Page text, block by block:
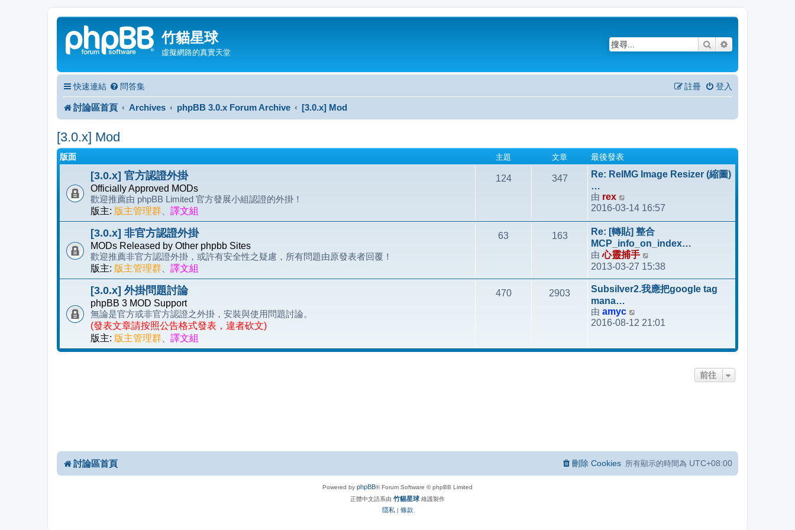
竹貓星球
虛擬網路的真實天堂
搜尋
快速連結 問答集 登入
註冊
討論區首頁 Archives phpBB 3.0.x Forum Archive [3.0.x] Mod
[3.0.x] Mod
版面 主題 文章 最後發表
[3.0.x] 官方認證外掛
Officially Approved MODs
歡迎推薦由 phpBB Limited 官方發展小組認證的外掛！
版主: 版主管理群 譯文組
124 347
Re: ReIMG Image Resizer (縮圖)
…
由 rex
視
最
後
發
表
2016-03-14 16:57
[3.0.x] 非官方認證外掛
MODs Released by Other phpbb Sites
歡迎推薦非官方認證外掛，或許有安全性之疑慮，所有問題由原發表者回覆！
版主: 版主管理群 譯文組
63 163
Re: [轉貼] 整合
MCP_info_on_index…
由心靈捕手
視
最
後
表
2013-03-27 15:38
[3.0.x] 外掛問題討論
phpBB 3 MOD Support
無論是官方或非官方認證之外掛，安裝與使用問題討論。
(發表文章請按照公告格式發表，違者砍文)
版主: 版主管理群 譯文組
470 2903
Subsilver2.我應把google tag
mana…
由 amyc
視
後
2016-08-12 21:01
前往
討論區首頁 所有顯示的時間為 UTC+08:00
刪除 Cookies
Powered by phpBB® Forum Software © phpBB Limited
正體中文語系由 竹貓星球 維護製作
隱私 | 條款